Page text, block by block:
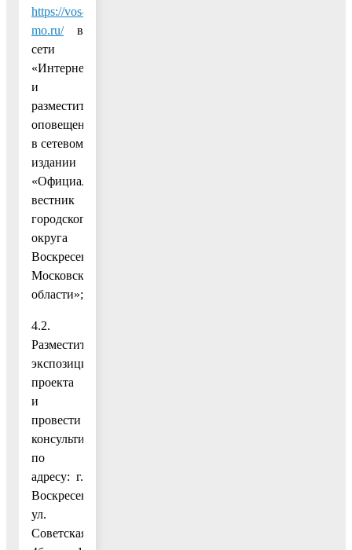
https://vos-
mo.ru/в
сети
«Интернет»
и
разместить
оповещение
в сетевом
издании
«Официальный
вестник
городского
округа
Воскресенск
Московской
области»;
4.2.
Разместить
экспозицию
проекта
и
провести
консультирование
по
адресу: г.
Воскресенск,
ул.
Советская,